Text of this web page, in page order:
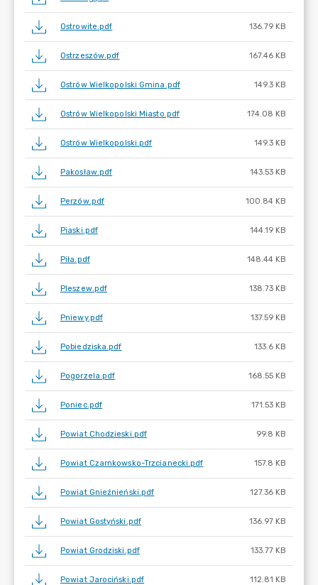
Ostrowite.pdf 136.79 KB
Ostrzeszów.pdf 167.46 KB
Ostrów Wielkopolski Gmina.pdf 149.3 KB
Ostrów Wielkopolski Miasto.pdf 174.08 KB
Ostrów Wielkopolski.pdf 149.3 KB
Pakosław.pdf 143.53 KB
Perzów.pdf 100.84 KB
Piaski.pdf 144.19 KB
Piła.pdf 148.44 KB
Pleszew.pdf 138.73 KB
Pniewy.pdf 137.59 KB
Pobiedziska.pdf 133.6 KB
Pogorzela.pdf 168.55 KB
Poniec.pdf 171.53 KB
Powiat Chodzieski.pdf 99.8 KB
Powiat Czarnkowsko-Trzcianecki.pdf 157.8 KB
Powiat Gnieźnieński.pdf 127.36 KB
Powiat Gostyński.pdf 136.97 KB
Powiat Grodziski.pdf 133.77 KB
Powiat Jarociński.pdf 112.81 KB